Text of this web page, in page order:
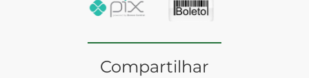
Compartilhar